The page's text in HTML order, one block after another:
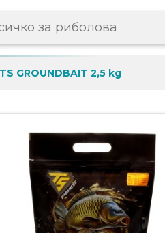
GROUNDBAIT 2,5 kg